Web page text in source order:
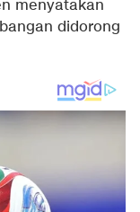
menyatakan
didorong